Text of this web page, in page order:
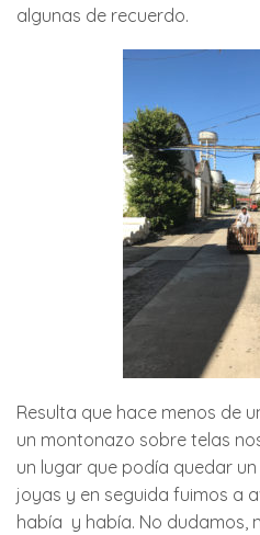
algunas de recuerdo.
Resulta que hace menos de
un montonazo sobre telas
un lugar que podía quedar
joyas y en seguida fuimos a
había y había. No dudamos,